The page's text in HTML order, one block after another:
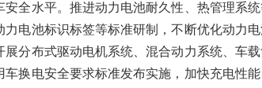
全水平。推进动力电池耐久性、热管理系
力电池标识标签等标准研制，不断优化动力
分布式驱动电机系统、混合动力系统、车
换电安全要求标准发布实施，加快充电性